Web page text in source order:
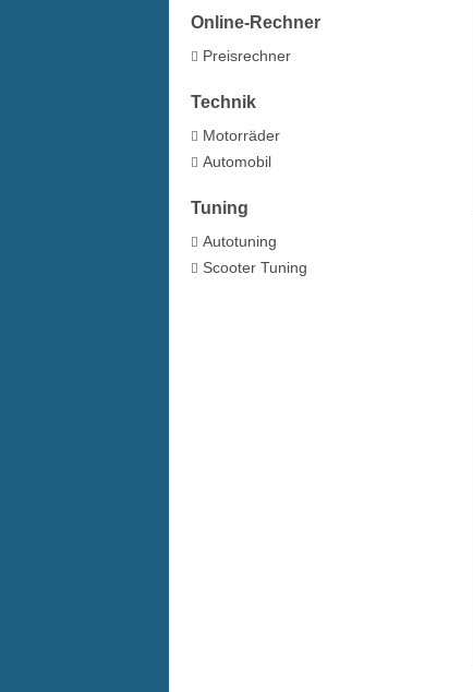
Online-Rechner
Preisrechner
Technik
Motorräder
Automobil
Tuning
Autotuning
Scooter Tuning